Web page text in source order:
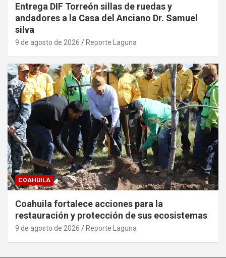
Entrega DIF Torreón sillas de ruedas y
andadores a la Casa del Anciano Dr. Samuel
silva
9 de agosto de 2026 Reporte Laguna
COAHUILA
Coahuila fortalece acciones para la
restauración y protección de sus ecosistemas
9 de agosto de 2026 Reporte Laguna